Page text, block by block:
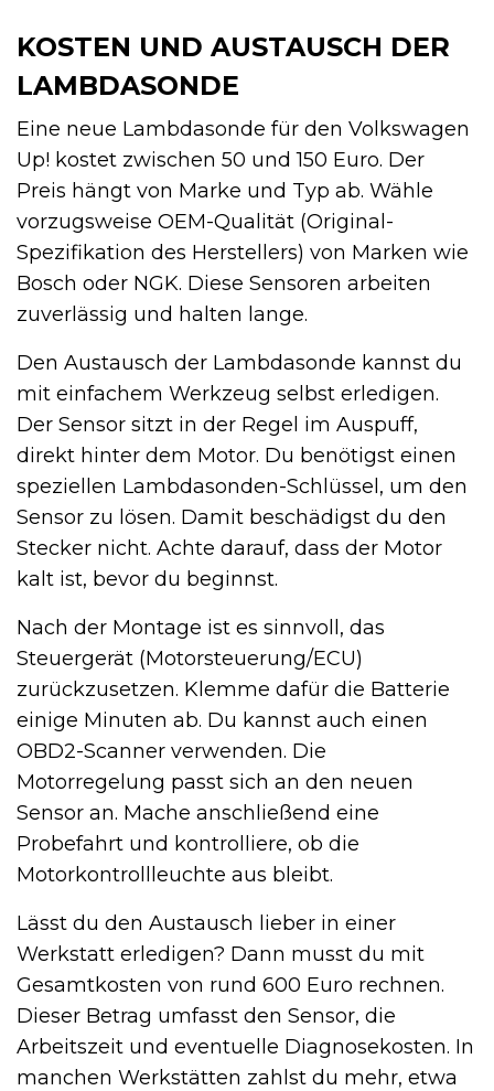
KOSTEN UND AUSTAUSCH DER
LAMBDASONDE
Eine neue Lambdasonde für den Volkswagen
Up! kostet zwischen 50 und 150 Euro. Der
Preis hängt von Marke und Typ ab. Wähle
vorzugsweise OEM-Qualität (Original-
Spezifikation des Herstellers) von Marken wie
Bosch oder NGK. Diese Sensoren arbeiten
zuverlässig und halten lange.
Den Austausch der Lambdasonde kannst du
mit einfachem Werkzeug selbst erledigen.
Der Sensor sitzt in der Regel im Auspuff,
direkt hinter dem Motor. Du benötigst einen
speziellen Lambdasonden-Schlüssel, um den
Sensor zu lösen. Damit beschädigst du den
Stecker nicht. Achte darauf, dass der Motor
kalt ist, bevor du beginnst.
Nach der Montage ist es sinnvoll, das
Steuergerät (Motorsteuerung/ECU)
zurückzusetzen. Klemme dafür die Batterie
einige Minuten ab. Du kannst auch einen
OBD2-Scanner verwenden. Die
Motorregelung passt sich an den neuen
Sensor an. Mache anschließend eine
Probefahrt und kontrolliere, ob die
Motorkontrollleuchte aus bleibt.
Lässt du den Austausch lieber in einer
Werkstatt erledigen? Dann musst du mit
Gesamtkosten von rund 600 Euro rechnen.
Dieser Betrag umfasst den Sensor, die
Arbeitszeit und eventuelle Diagnosekosten. In
manchen Werkstätten zahlst du mehr, etwa